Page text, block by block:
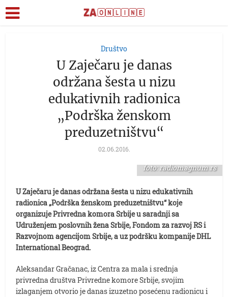
Društvo
U Zaječaru je danas
održana šesta u nizu
edukativnih radionica
„Podrška ženskom
preduzetništvu“
02.06.2016.
foto: radiomagnum.rs
U Zaječaru je danas održana šesta u nizu edukativnih
radionica „Podrška ženskom preduzetništvu“ koje
organizuje Privredna komora Srbije u saradnji sa
Udruženjem poslovnih žena Srbije, Fondom za razvoj RS i
Razvojnom agencijom Srbije, a uz podršku kompanije DHL
International Beograd.
Aleksandar Gračanac, iz Centra za mala i srednja
privredna društva Privredne komore Srbije, svojim
izlaganjem otvorio je danas izuzetno posećenu radionicu i